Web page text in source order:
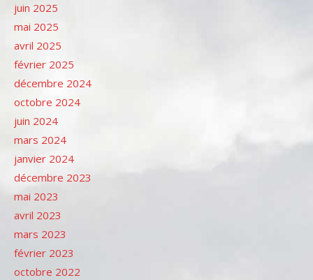
juin 2025
mai 2025
avril 2025
février 2025
décembre 2024
octobre 2024
juin 2024
mars 2024
janvier 2024
décembre 2023
mai 2023
avril 2023
mars 2023
février 2023
octobre 2022